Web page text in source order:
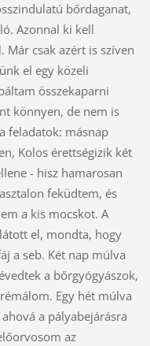
bőrdaganat,
Azonnal ki kell
Már csak azért is szíven
el egy közeli
összekaparni
könnyen, de nem is
feladatok: másnap
Kolos érettségizik két
- hisz hamarosan
feküdtem, és
a kis mocskot. A
el, mondta, hogy
a seb. Két nap múlva
a bőrgyógyászok,
Egy hét múlva
a pályabejárásra
az